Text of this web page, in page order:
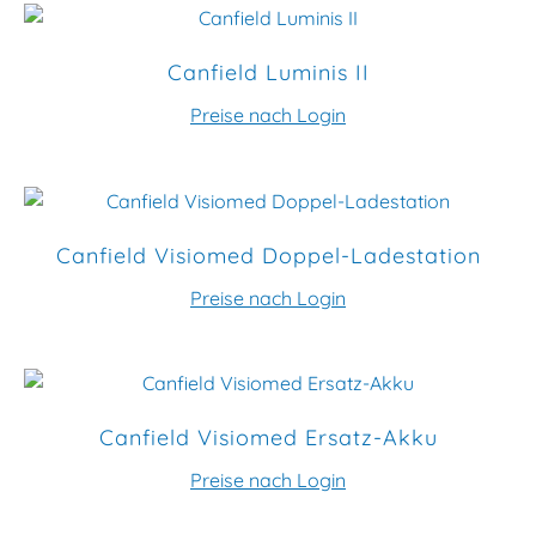
Canfield Luminis II
Preise nach Login
Canfield Visiomed Doppel-Ladestation
Preise nach Login
Canfield Visiomed Ersatz-Akku
Preise nach Login